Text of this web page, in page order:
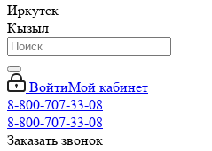
Иркутск
Кызыл
ВойтиМой кабинет
8-800-707-33-08
8-800-707-33-08
Заказать звонок